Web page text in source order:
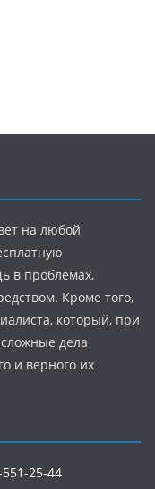
на любой
в проблемах,
Кроме того,
который, при
дела
и верного их
551-25-44